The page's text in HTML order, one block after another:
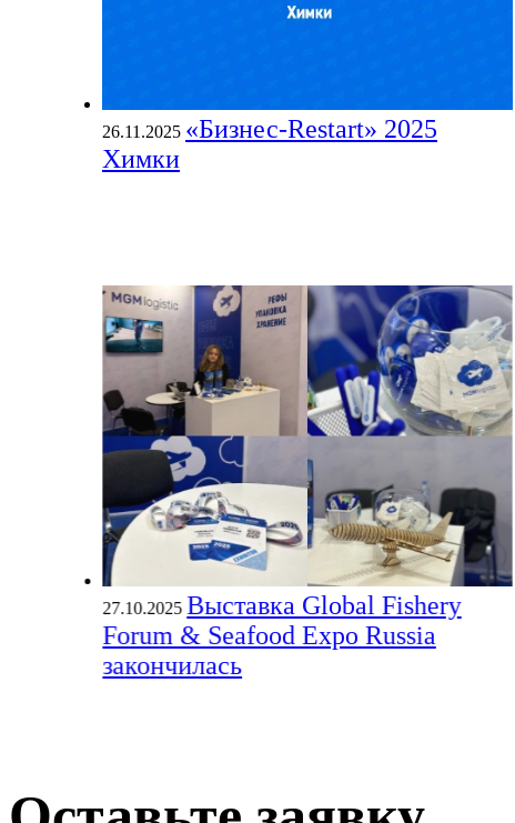
26.11.2025 «Бизнес-Restart» 2025
Химки
27.10.2025 Выставка Global Fishery
Forum & Seafood Expo Russia
закончилась